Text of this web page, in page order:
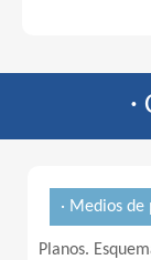
·
· Medios
Planos.